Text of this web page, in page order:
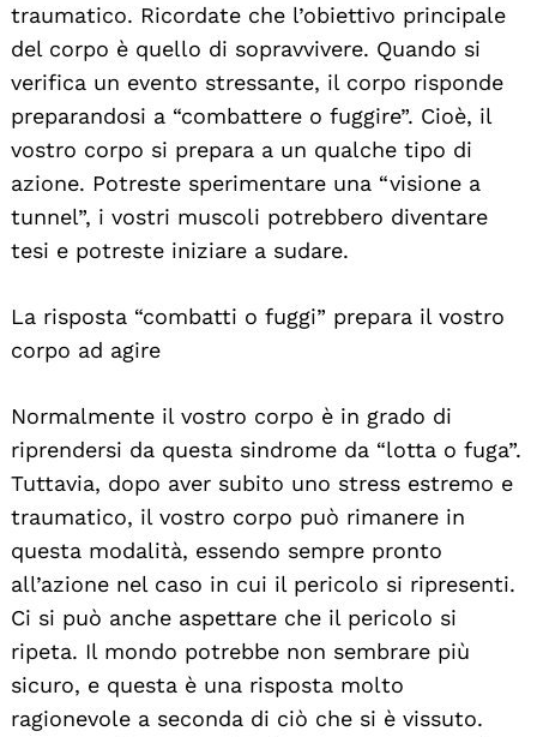
traumatico. Ricordate che l’obiettivo principale
del corpo è quello di sopravvivere. Quando si
verifica un evento stressante, il corpo risponde
preparandosi a “combattere o fuggire”. Cioè, il
vostro corpo si prepara a un qualche tipo di
azione. Potreste sperimentare una “visione a
tunnel”, i vostri muscoli potrebbero diventare
tesi e potreste iniziare a sudare.
La risposta “combatti o fuggi” prepara il vostro
corpo ad agire
Normalmente il vostro corpo è in grado di
riprendersi da questa sindrome da “lotta o fuga”.
Tuttavia, dopo aver subito uno stress estremo e
traumatico, il vostro corpo può rimanere in
questa modalità, essendo sempre pronto
all’azione nel caso in cui il pericolo si ripresenti.
Ci si può anche aspettare che il pericolo si
ripeta. Il mondo potrebbe non sembrare più
sicuro, e questa è una risposta molto
ragionevole a seconda di ciò che si è vissuto.